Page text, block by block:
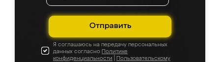
Отправить
Я соглашаюсь на передачу персональных
данных согласно Политике
конфиденциальности
Пользовательскому